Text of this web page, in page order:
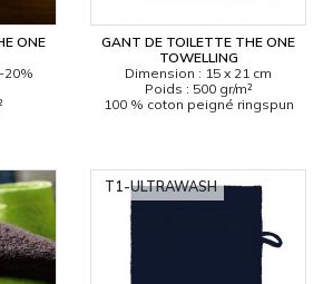
ONE
20%
GANT DE TOILETTE THE ONE
TOWELLING
Dimension : 15 x 21 cm
Poids : 500 gr/m²
100 % coton peigné ringspun
T1-ULTRAWASH